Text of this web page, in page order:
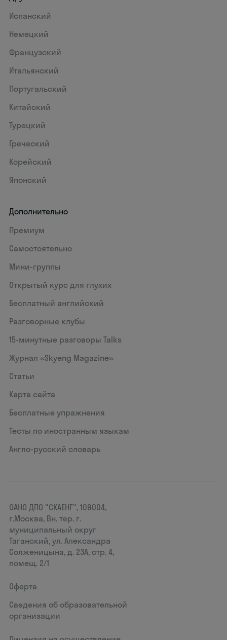
Испанский
Немецкий
Французский
Итальянский
Португальский
Китайский
Турецкий
Греческий
Корейский
Японский
Дополнительно
Премиум
Самостоятельно
Мини-группы
Открытый курс для глухих
Бесплатный английский
Разговорные клубы
15‑минутные разговоры Talks
Журнал «Skyeng Magazine»
Статьи
Карта сайта
Бесплатные упражнения
Тесты по иностранным языкам
Англо-русский словарь
ОАНО ДПО "СКАЕНГ", 109004,
г.Москва, Вн. тер. г.
муниципальный округ
Таганский, ул. Александра
Солженицына, д. 23А, стр. 4,
помещ. 2/1
Оферта
Сведения об образовательной
организации